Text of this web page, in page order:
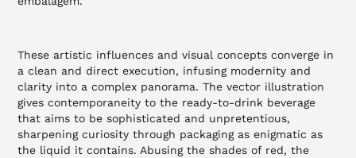
These artistic influences and visual concepts converge in
a clean and direct execution, infusing modernity and
clarity into a complex panorama. The vector illustration
gives contemporaneity to the ready-to-drink beverage
that aims to be sophisticated and unpretentious,
sharpening curiosity through packaging as enigmatic as
the liquid it contains. Abusing the shades of red, the